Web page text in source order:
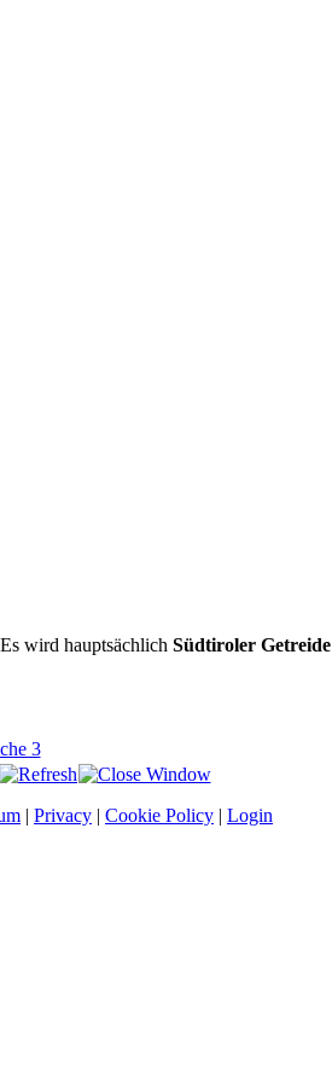
wird hauptsächlich Südtiroler Getreide
| Privacy | Cookie Policy | Login